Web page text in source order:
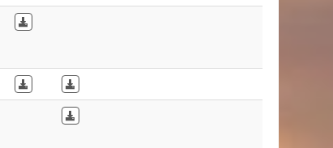
Download in French
Download in FrenchDownload in Dutch
Download in Dutch